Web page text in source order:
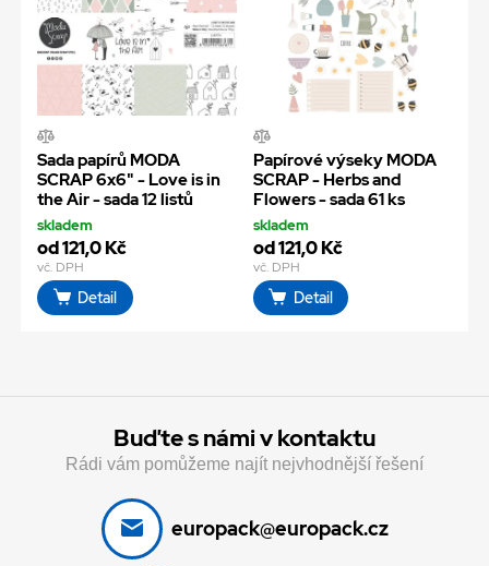
Sada papírů MODA
SCRAP 6x6" - Love is in
the Air - sada 12 listů
skladem
od 121,0 Kč
vč. DPH
Detail
Papírové výseky MODA
SCRAP - Herbs and
Flowers - sada 61 ks
skladem
od 121,0 Kč
vč. DPH
Detail
Buďte s námi v kontaktu
Rádi vám pomůžeme najít nejvhodnější řešení
europack@europack.cz